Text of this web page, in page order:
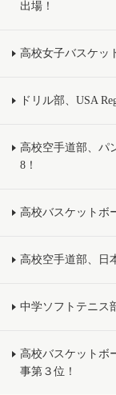
出場！
高校女子バスケッ
ドリル部、USA
高校空手道部、パ
8！
高校バスケットボ
高校空手道部、日
中学ソフトテニス
高校バスケットボ
事第３位！